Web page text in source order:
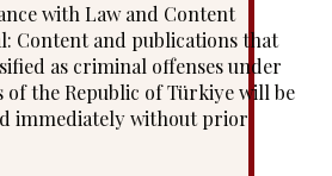
with Law and Content
Content and publications that
as criminal offenses under
of the Republic of Türkiye will be
immediately without prior